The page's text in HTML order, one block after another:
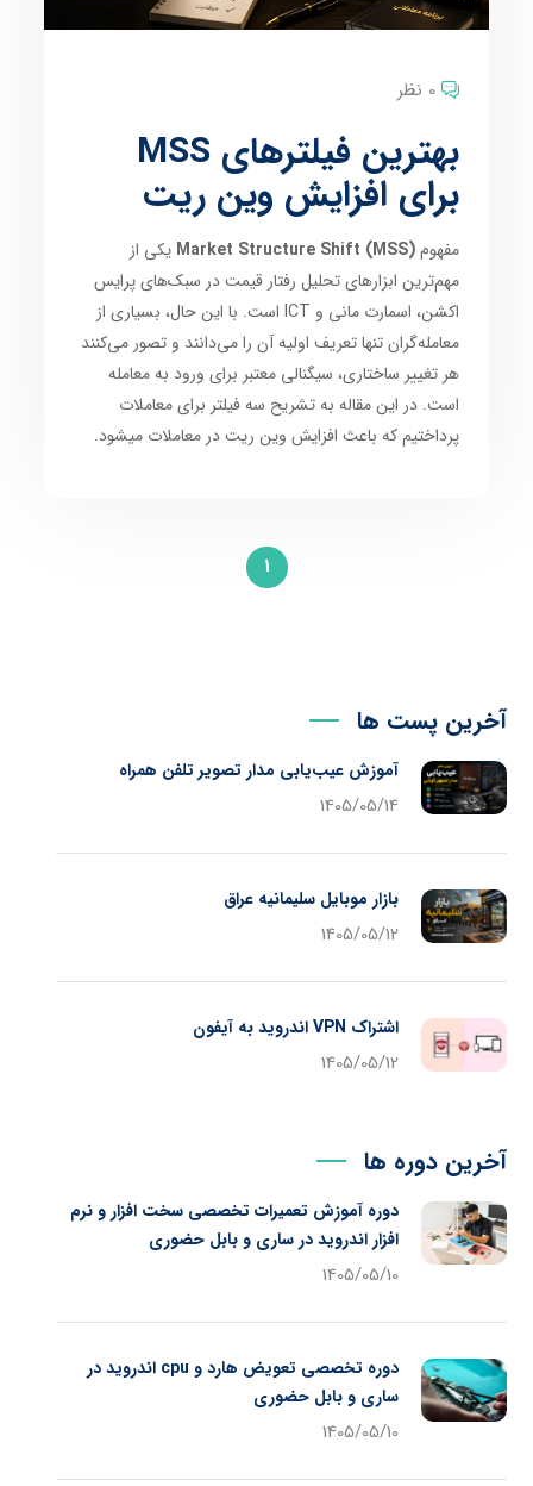
0 نظر
بهترین فیلترهای MSS
برای افزایش وین ریت
مفهومMarket Structure Shift (MSS) یکی از
مهم‌ترین ابزارهای تحلیل رفتار قیمت در سبک‌های پرایس
اکشن، اسمارت مانی و ICT است. با این حال، بسیاری از
معامله‌گران تنها تعریف اولیه آن را می‌دانند و تصور می‌کنند
هر تغییر ساختاری، سیگنالی معتبر برای ورود به معامله
است. در این مقاله به تشریح سه فیلتر برای معاملات
پرداختیم که باعث افزایش وین ریت در معاملات میشود.
1
آخرین پست ها
آموزش عیب‌یابی مدار تصویر تلفن همراه
1405/05/14
بازار موبایل سلیمانیه عراق
1405/05/12
اشتراک VPN اندروید به آیفون
1405/05/12
آخرین دوره ها
دوره آموزش تعمیرات تخصصی سخت افزار و نرم
افزار اندروید در ساری و بابل حضوری
1405/05/10
دوره تخصصی تعویض هارد و cpu اندروید در
ساری و بابل حضوری
1405/05/10